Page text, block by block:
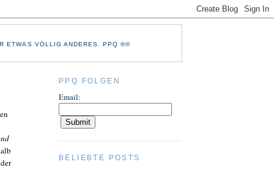
ETWAS VÖLLIG ANDERES. PPQ ®©
PPQ FOLGEN
Email:
BELIEBTE POSTS